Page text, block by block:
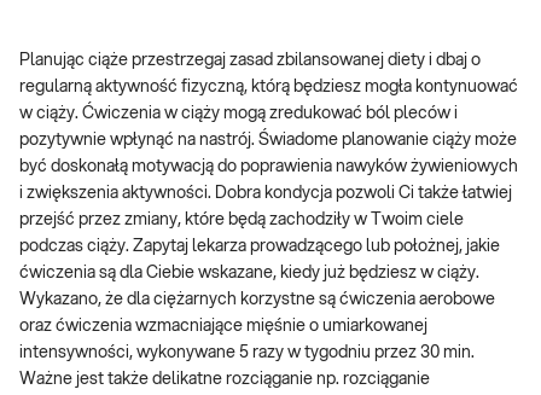
Planując ciąże przestrzegaj zasad zbilansowanej diety i dbaj o
regularną aktywność fizyczną, którą będziesz mogła kontynuować
w ciąży. Ćwiczenia w ciąży mogą zredukować ból pleców i
pozytywnie wpłynąć na nastrój. Świadome planowanie ciąży może
być doskonałą motywacją do poprawienia nawyków żywieniowych
i zwiększenia aktywności. Dobra kondycja pozwoli Ci także łatwiej
przejść przez zmiany, które będą zachodziły w Twoim ciele
podczas ciąży. Zapytaj lekarza prowadzącego lub położnej, jakie
ćwiczenia są dla Ciebie wskazane, kiedy już będziesz w ciąży.
Wykazano, że dla ciężarnych korzystne są ćwiczenia aerobowe
oraz ćwiczenia wzmacniające mięśnie o umiarkowanej
intensywności, wykonywane 5 razy w tygodniu przez 30 min.
Ważne jest także delikatne rozciąganie np. rozciąganie